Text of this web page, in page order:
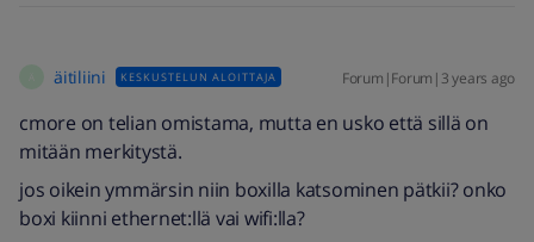
äitiliini KESKUSTELUN ALOITTAJA Forum|Forum|3 years ago
cmore on telian omistama, mutta en usko että sillä on
mitään merkitystä.
jos oikein ymmärsin niin boxilla katsominen pätkii? onko
boxi kiinni ethernet:llä vai wifi:lla?